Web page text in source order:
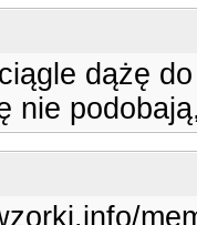
dążę
nie